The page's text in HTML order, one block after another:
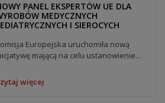
PANEL EKSPERTÓW UE DLA
MEDYCZNYCH
I SIEROCYCH
Europejska uruchomiła nową
mającą na celu ustanowienie
więcej